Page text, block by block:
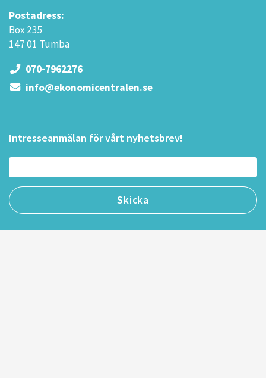
Postadress:
Box 235
147 01 Tumba
070-7962276
info@ekonomicentralen.se
Intresseanmälan för vårt nyhetsbrev!